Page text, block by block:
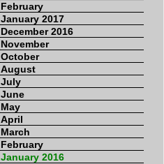
February
January 2017
December 2016
November
October
August
July
June
May
April
March
February
January 2016